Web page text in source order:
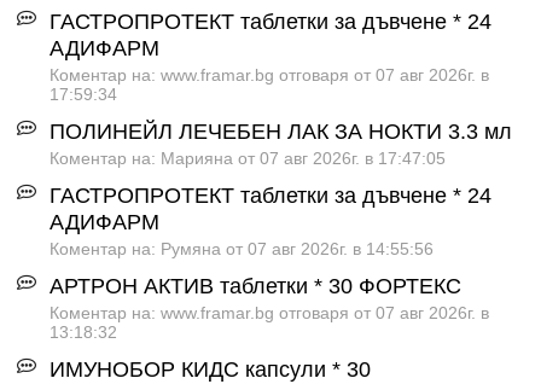
ГАСТРОПРОТЕКТ таблетки за дъвчене * 24
АДИФАРМ
Коментар на: www.framar.bg отговаря от 07 авг 2026г. в
17:59:34
ПОЛИНЕЙЛ ЛЕЧЕБЕН ЛАК ЗА НОКТИ 3.3 мл
Коментар на: Марияна от 07 авг 2026г. в 17:47:05
ГАСТРОПРОТЕКТ таблетки за дъвчене * 24
АДИФАРМ
Коментар на: Румяна от 07 авг 2026г. в 14:55:56
АРТРОН АКТИВ таблетки * 30 ФОРТЕКС
Коментар на: www.framar.bg отговаря от 07 авг 2026г. в
13:18:32
ИМУНОБОР КИДС капсули * 30